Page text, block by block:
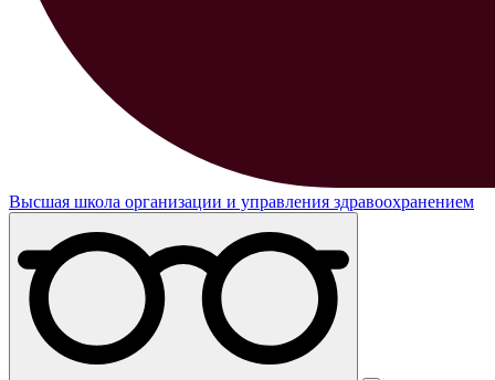
Высшая школа организации и управления здравоохранением